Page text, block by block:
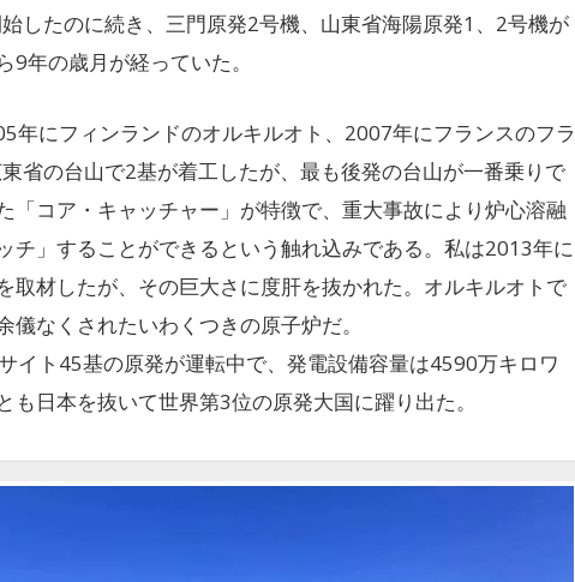
したのに続き、三門原発2号機、山東省海陽原発1、2号機が
年の歳月が経っていた。
年にフィンランドのオルキルオト、2007年にフランスのフラ
省の台山で2基が着工したが、最も後発の台山が一番乗りで
「コア・キャッチャー」が特徴で、重大事故により炉心溶融
チ」することができるという触れ込みである。私は2013年に
取材したが、その巨大さに度肝を抜かれた。オルキルオトで
なくされたいわくつきの原子炉だ。
ト45基の原発が運転中で、発電設備容量は4590万キロワ
も日本を抜いて世界第3位の原発大国に躍り出た。